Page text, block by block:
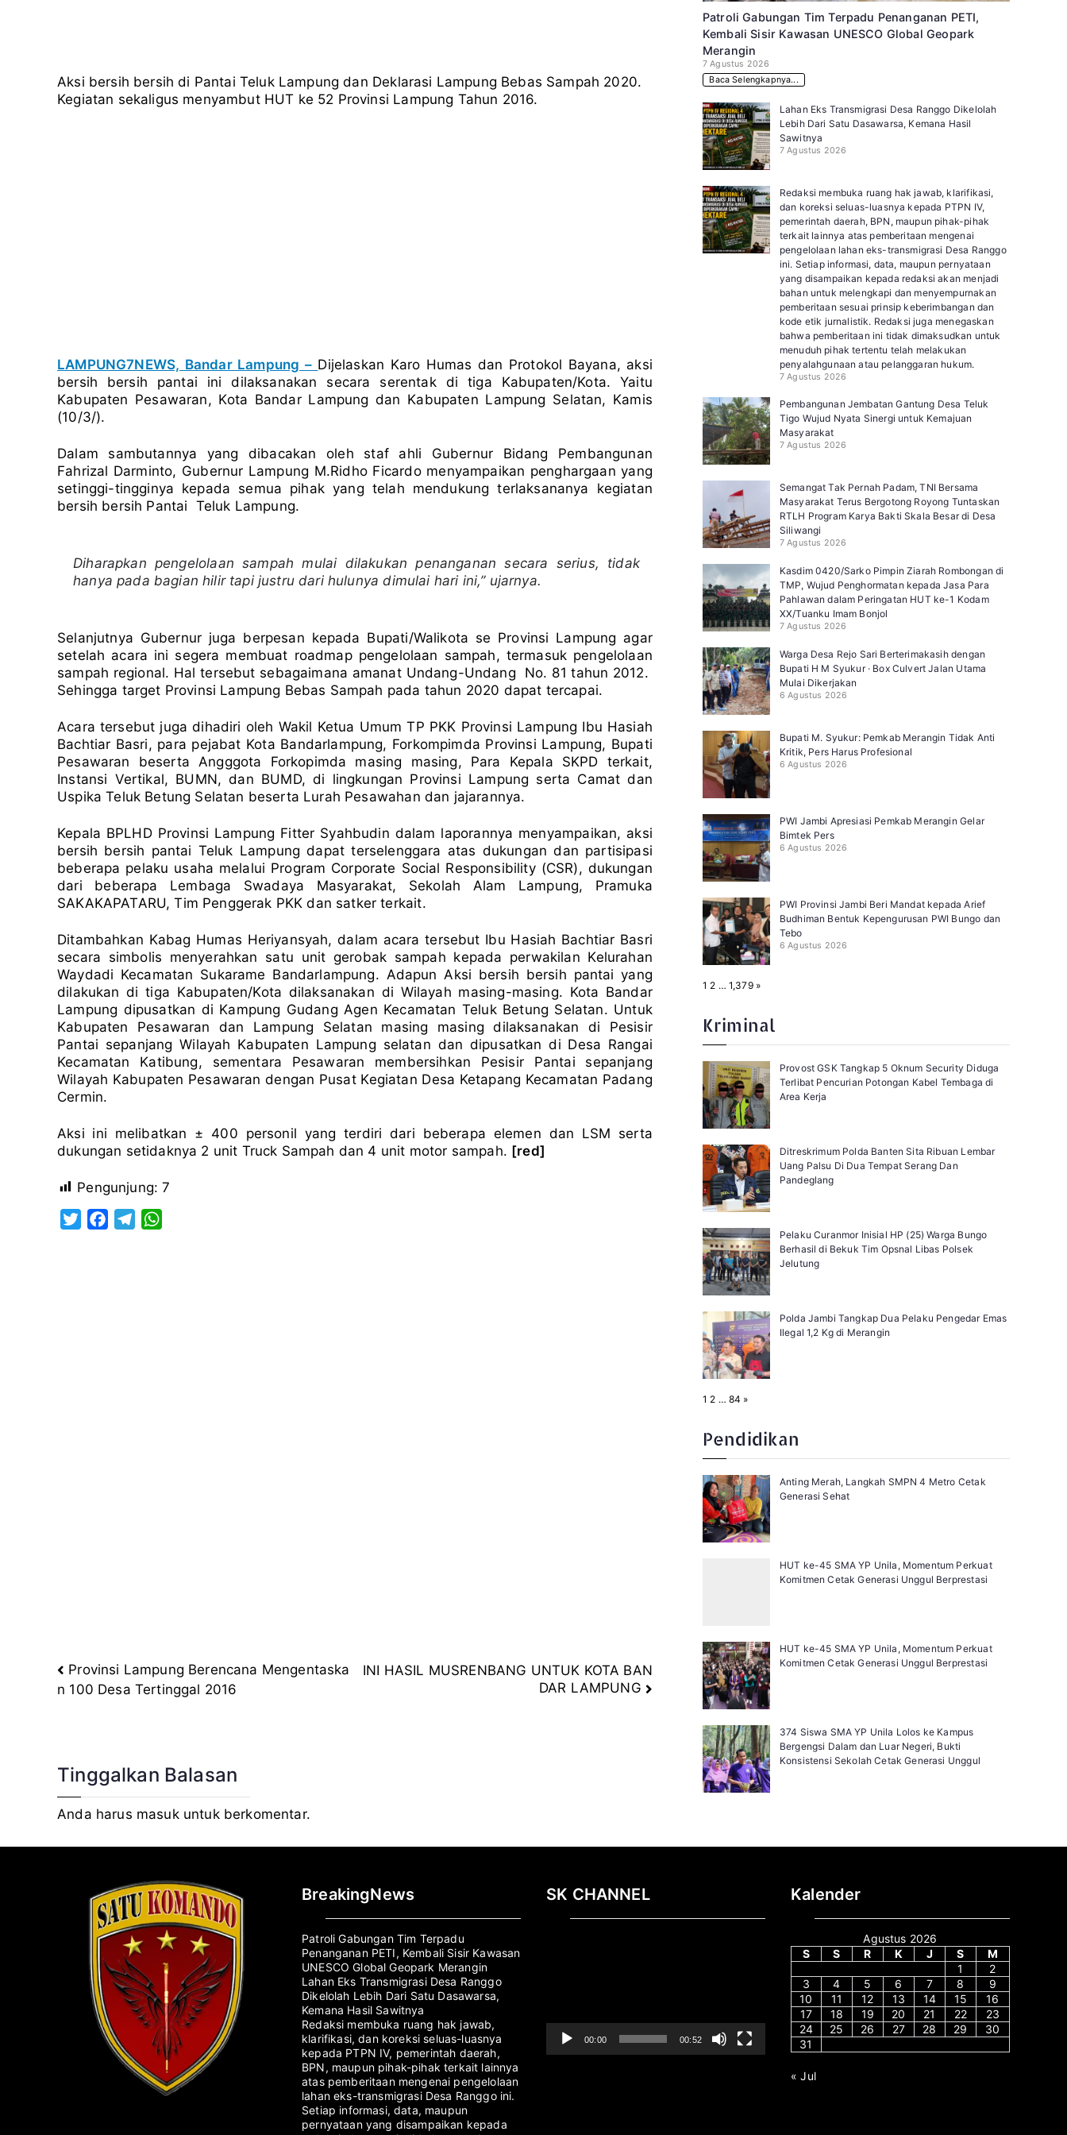
Aksi bersih bersih di Pantai Teluk Lampung dan Deklarasi Lampung Bebas Sampah 2020.
Kegiatan sekaligus menyambut HUT ke 52 Provinsi Lampung Tahun 2016.
LAMPUNG7NEWS, Bandar Lampung – Dijelaskan Karo Humas dan Protokol Bayana, aksi
bersih bersih pantai ini dilaksanakan secara serentak di tiga Kabupaten/Kota. Yaitu
Kabupaten Pesawaran, Kota Bandar Lampung dan Kabupaten Lampung Selatan, Kamis
(10/3/).
Dalam sambutannya yang dibacakan oleh staf ahli Gubernur Bidang Pembangunan
Fahrizal Darminto, Gubernur Lampung M.Ridho Ficardo menyampaikan penghargaan yang
setinggi-tingginya kepada semua pihak yang telah mendukung terlaksananya kegiatan
bersih bersih Pantai Teluk Lampung.
Diharapkan pengelolaan sampah mulai dilakukan penanganan secara serius, tidak
hanya pada bagian hilir tapi justru dari hulunya dimulai hari ini,” ujarnya.
Selanjutnya Gubernur juga berpesan kepada Bupati/Walikota se Provinsi Lampung agar
setelah acara ini segera membuat roadmap pengelolaan sampah, termasuk pengelolaan
sampah regional. Hal tersebut sebagaimana amanat Undang-Undang No. 81 tahun 2012.
Sehingga target Provinsi Lampung Bebas Sampah pada tahun 2020 dapat tercapai.
Acara tersebut juga dihadiri oleh Wakil Ketua Umum TP PKK Provinsi Lampung Ibu Hasiah
Bachtiar Basri, para pejabat Kota Bandarlampung, Forkompimda Provinsi Lampung, Bupati
Pesawaran beserta Angggota Forkopimda masing masing, Para Kepala SKPD terkait,
Instansi Vertikal, BUMN, dan BUMD, di lingkungan Provinsi Lampung serta Camat dan
Uspika Teluk Betung Selatan beserta Lurah Pesawahan dan jajarannya.
Kepala BPLHD Provinsi Lampung Fitter Syahbudin dalam laporannya menyampaikan, aksi
bersih bersih pantai Teluk Lampung dapat terselenggara atas dukungan dan partisipasi
beberapa pelaku usaha melalui Program Corporate Social Responsibility (CSR), dukungan
dari beberapa Lembaga Swadaya Masyarakat, Sekolah Alam Lampung, Pramuka
SAKAKAPATARU, Tim Penggerak PKK dan satker terkait.
Ditambahkan Kabag Humas Heriyansyah, dalam acara tersebut Ibu Hasiah Bachtiar Basri
secara simbolis menyerahkan satu unit gerobak sampah kepada perwakilan Kelurahan
Waydadi Kecamatan Sukarame Bandarlampung. Adapun Aksi bersih bersih pantai yang
dilakukan di tiga Kabupaten/Kota dilaksanakan di Wilayah masing-masing. Kota Bandar
Lampung dipusatkan di Kampung Gudang Agen Kecamatan Teluk Betung Selatan. Untuk
Kabupaten Pesawaran dan Lampung Selatan masing masing dilaksanakan di Pesisir
Pantai sepanjang Wilayah Kabupaten Lampung selatan dan dipusatkan di Desa Rangai
Kecamatan Katibung, sementara Pesawaran membersihkan Pesisir Pantai sepanjang
Wilayah Kabupaten Pesawaran dengan Pusat Kegiatan Desa Ketapang Kecamatan Padang
Cermin.
Aksi ini melibatkan ± 400 personil yang terdiri dari beberapa elemen dan LSM serta
dukungan setidaknya 2 unit Truck Sampah dan 4 unit motor sampah. [red]
Pengunjung: 7
Navigasi
Provinsi Lampung Berencana Mengentaska
n 100 Desa Tertinggal 2016
INI HASIL MUSRENBANG UNTUK KOTA BAN
DAR LAMPUNG
Tinggalkan Balasan
Anda harus masukuntuk berkomentar.
Patroli Gabungan Tim Terpadu Penanganan PETI,
Kembali Sisir Kawasan UNESCO Global Geopark
Merangin
7 Agustus 2026
Baca Selengkapnya...
Lahan Eks Transmigrasi Desa Ranggo Dikelolah
Lebih Dari Satu Dasawarsa, Kemana Hasil
Sawitnya
7 Agustus 2026
Redaksi membuka ruang hak jawab, klarifikasi,
dan koreksi seluas-luasnya kepada PTPN IV,
pemerintah daerah, BPN, maupun pihak-pihak
terkait lainnya atas pemberitaan mengenai
pengelolaan lahan eks-transmigrasi Desa Ranggo
ini. Setiap informasi, data, maupun pernyataan
yang disampaikan kepada redaksi akan menjadi
bahan untuk melengkapi dan menyempurnakan
pemberitaan sesuai prinsip keberimbangan dan
kode etik jurnalistik. Redaksi juga menegaskan
bahwa pemberitaan ini tidak dimaksudkan untuk
menuduh pihak tertentu telah melakukan
penyalahgunaan atau pelanggaran hukum.
7 Agustus 2026
Pembangunan Jembatan Gantung Desa Teluk
Tigo Wujud Nyata Sinergi untuk Kemajuan
Masyarakat
7 Agustus 2026
Semangat Tak Pernah Padam, TNI Bersama
Masyarakat Terus Bergotong Royong Tuntaskan
RTLH Program Karya Bakti Skala Besar di Desa
Siliwangi
7 Agustus 2026
Kasdim 0420/Sarko Pimpin Ziarah Rombongan di
TMP, Wujud Penghormatan kepada Jasa Para
Pahlawan dalam Peringatan HUT ke-1 Kodam
XX/Tuanku Imam Bonjol
7 Agustus 2026
Warga Desa Rejo Sari Berterimakasih dengan
Bupati H M Syukur · Box Culvert Jalan Utama
Mulai Dikerjakan
6 Agustus 2026
Bupati M. Syukur: Pemkab Merangin Tidak Anti
Kritik, Pers Harus Profesional
6 Agustus 2026
PWI Jambi Apresiasi Pemkab Merangin Gelar
Bimtek Pers
6 Agustus 2026
PWI Provinsi Jambi Beri Mandat kepada Arief
Budhiman Bentuk Kepengurusan PWI Bungo dan
Tebo
6 Agustus 2026
P
:
1 2 … 1,379 N
»
Kriminal
Provost GSK Tangkap 5 Oknum Security Diduga
Terlibat Pencurian Potongan Kabel Tembaga di
Area Kerja
Ditreskrimum Polda Banten Sita Ribuan Lembar
Uang Palsu Di Dua Tempat Serang Dan
Pandeglang
Pelaku Curanmor Inisial HP (25) Warga Bungo
Berhasil di Bekuk Tim Opsnal Libas Polsek
Jelutung
Polda Jambi Tangkap Dua Pelaku Pengedar Emas
Ilegal 1,2 Kg di Merangin
P
:
1 2 … 84 N
»
Pendidikan
Anting Merah, Langkah SMPN 4 Metro Cetak
Generasi Sehat
HUT ke-45 SMA YP Unila, Momentum Perkuat
Komitmen Cetak Generasi Unggul Berprestasi
HUT ke-45 SMA YP Unila, Momentum Perkuat
Komitmen Cetak Generasi Unggul Berprestasi
374 Siswa SMA YP Unila Lolos ke Kampus
Bergengsi Dalam dan Luar Negeri, Bukti
Konsistensi Sekolah Cetak Generasi Unggul
BreakingNews
Patroli Gabungan Tim Terpadu
Penanganan PETI, Kembali Sisir Kawasan
UNESCO Global Geopark Merangin
Lahan Eks Transmigrasi Desa Ranggo
Dikelolah Lebih Dari Satu Dasawarsa,
Kemana Hasil Sawitnya
Redaksi membuka ruang hak jawab,
klarifikasi, dan koreksi seluas-luasnya
kepada PTPN IV, pemerintah daerah,
BPN, maupun pihak-pihak terkait lainnya
atas pemberitaan mengenai pengelolaan
lahan eks-transmigrasi Desa Ranggo ini.
Setiap informasi, data, maupun
pernyataan yang disampaikan kepada
SK CHANNEL
00:00 00:52
Kalender
Agustus 2026
S
S R K J S
M
1
2
3
4 5 6 7 8
9
10
11 12 13 14 15
16
17
18 19 20 21 22
23
24
25 26 27 28 29
30
31
« Jul